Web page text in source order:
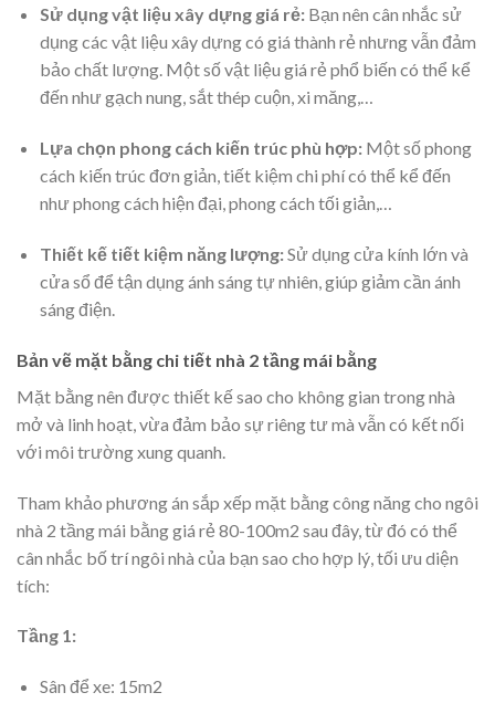
Sử dụng vật liệu xây dựng giá rẻ:Bạn nên cân nhắc sử
dụng các vật liệu xây dựng có giá thành rẻ nhưng vẫn đảm
bảo chất lượng. Một số vật liệu giá rẻ phổ biến có thể kể
đến như gạch nung, sắt thép cuộn, xi măng,…
Lựa chọn phong cách kiến trúc phù hợp:Một số phong
cách kiến trúc đơn giản, tiết kiệm chi phí có thể kể đến
như phong cách hiện đại, phong cách tối giản,…
Thiết kế tiết kiệm năng lượng:Sử dụng cửa kính lớn và
cửa sổ để tận dụng ánh sáng tự nhiên, giúp giảm cần ánh
sáng điện.
Bản vẽ mặt bằng chi tiết nhà 2 tầng mái bằng
Mặt bằng nên được thiết kế sao cho không gian trong nhà
mở và linh hoạt, vừa đảm bảo sự riêng tư mà vẫn có kết nối
với môi trường xung quanh.
Tham khảo phương án sắp xếp mặt bằng công năng cho ngôi
nhà 2 tầng mái bằng giá rẻ 80-100m2 sau đây, từ đó có thể
cân nhắc bố trí ngôi nhà của bạn sao cho hợp lý, tối ưu diện
tích:
Tầng 1:
Sân để xe: 15m2